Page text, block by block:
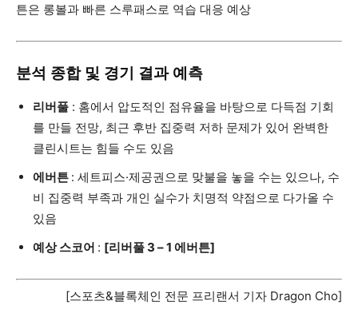
튼은 롱볼과 빠른 스루패스로 역습 대응 예상
분석 종합 및 경기 결과 예측
리버풀 : 홈에서 압도적인 점유율을 바탕으로 다득점 기회
를 만들 전망, 최근 후반 집중력 저하 문제가 있어 완벽한
클린시트는 힘들 수도 있음
에버튼 : 세트피스·제공권으로 맞불을 놓을 수는 있으나, 수
비 집중력 부족과 개인 실수가 치명적 약점으로 다가올 수
있음
예상 스코어 : [리버풀 3 – 1 에버튼]
[스포츠&블록체인 전문 프리랜서 기자 Dragon Cho]